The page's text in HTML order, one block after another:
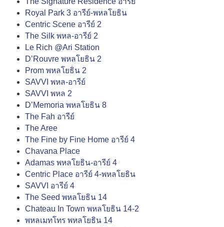
Royal Park 3 อารีย์-พหลโยธิน
Centric Scene อารีย์ 2
The Silk พหล-อารีย์ 2
Le Rich @Ari Station
D’Rouvre พหลโยธิน 2
Prom พหลโยธิน 2
SAVVI พหล-อารีย์
SAVVI พหล 2
D’Memoria พหลโยธิน 8
The Fah อารีย์
The Aree
The Fine by Fine Home อารีย์ 4
Chavana Place
Adamas พหลโยธิน-อารีย์ 4
Centric Place อารีย์ 4-พหลโยธิน
SAVVI อารีย์ 4
The Seed พหลโยธิน 14
Chateau In Town พหลโยธิน 14-2
พหลเมทโทร พหลโยธิน 14